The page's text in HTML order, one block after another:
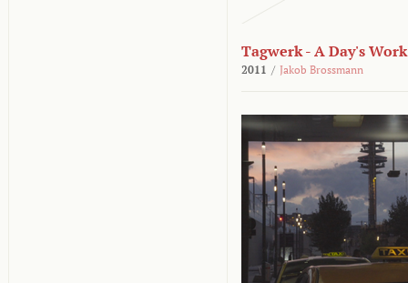
Tagwerk - A Day's Work
2011 / Jakob Brossmann